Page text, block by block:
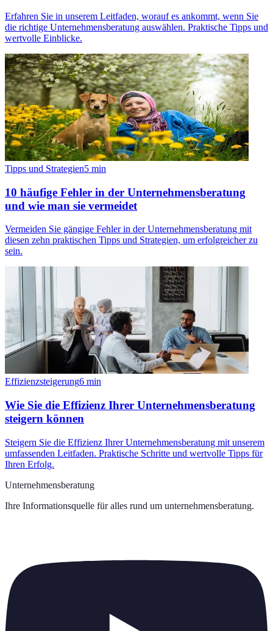
Erfahren Sie in unserem Leitfaden, worauf es ankommt, wenn Sie
die richtige Unternehmensberatung auswählen. Praktische Tipps und
wertvolle Einblicke.
Tipps und Strategien5 min
10 häufige Fehler in der Unternehmensberatung
und wie man sie vermeidet
Vermeiden Sie gängige Fehler in der Unternehmensberatung mit
diesen zehn praktischen Tipps und Strategien, um erfolgreicher zu
sein.
Effizienzsteigerung6 min
Wie Sie die Effizienz Ihrer Unternehmensberatung
steigern können
Steigern Sie die Effizienz Ihrer Unternehmensberatung mit unserem
umfassenden Leitfaden. Praktische Schritte und wertvolle Tipps für
Ihren Erfolg.
Unternehmensberatung
Ihre Informationsquelle für alles rund um unternehmensberatung.